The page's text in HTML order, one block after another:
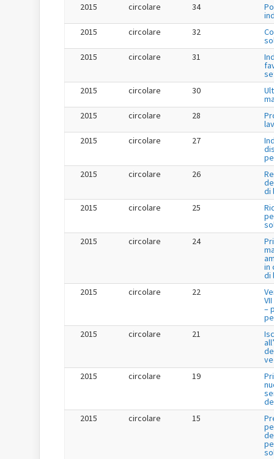
2015
circolare 34
2015
circolare 32
2015
circolare 31
2015
circolare 30
2015
circolare 28
2015
circolare 27
2015
circolare 26
di
2015
circolare 25
2015
circolare 24
in
di
2015
circolare 22
–
2015
circolare 21
2015
circolare 19
2015
circolare 15